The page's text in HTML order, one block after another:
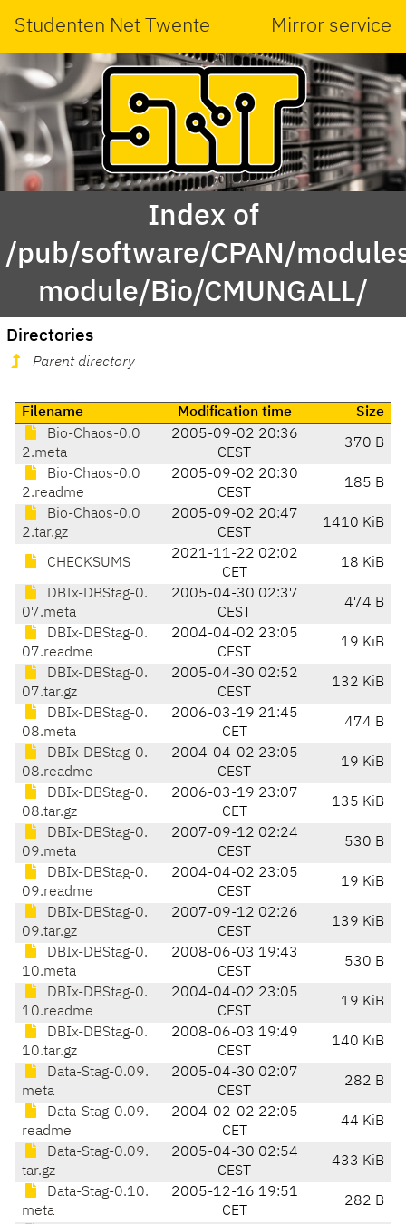
Studenten Net Twente Mirror service
Index of
/pub/software/CPAN/
module/Bio/CMUNGALL/
Directories
Parent directory
Filename Modification time
Size
Bio-Chaos-0.0
2.meta
2005-09-02 20:36
CEST
370 B
Bio-Chaos-0.0
2.readme
2005-09-02 20:30
CEST
185 B
Bio-Chaos-0.0
2.tar.gz
2005-09-02 20:47
CEST
1410 KiB
CHECKSUMS
2021-11-22 02:02
CET
18 KiB
DBIx-DBStag-0.
07.meta
2005-04-30 02:37
CEST
474 B
DBIx-DBStag-0.
07.readme
2004-04-02 23:05
CEST
19 KiB
DBIx-DBStag-0.
07.tar.gz
2005-04-30 02:52
CEST
132 KiB
DBIx-DBStag-0.
08.meta
2006-03-19 21:45
CET
474 B
DBIx-DBStag-0.
08.readme
2004-04-02 23:05
CEST
19 KiB
DBIx-DBStag-0.
08.tar.gz
2006-03-19 23:07
CET
135 KiB
DBIx-DBStag-0.
09.meta
2007-09-12 02:24
CEST
530 B
DBIx-DBStag-0.
09.readme
2004-04-02 23:05
CEST
19 KiB
DBIx-DBStag-0.
09.tar.gz
2007-09-12 02:26
CEST
139 KiB
DBIx-DBStag-0.
10.meta
2008-06-03 19:43
CEST
530 B
DBIx-DBStag-0.
10.readme
2004-04-02 23:05
CEST
19 KiB
DBIx-DBStag-0.
10.tar.gz
2008-06-03 19:49
CEST
140 KiB
Data-Stag-0.09.
meta
2005-04-30 02:07
CEST
282 B
Data-Stag-0.09.
readme
2004-02-02 22:05
CET
44 KiB
Data-Stag-0.09.
tar.gz
2005-04-30 02:54
CEST
433 KiB
Data-Stag-0.10.
meta
2005-12-16 19:51
CET
282 B